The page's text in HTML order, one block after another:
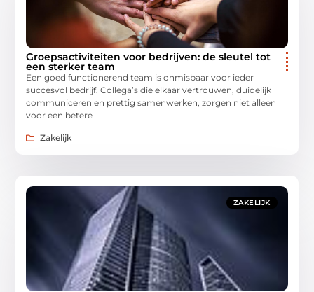
Groepsactiviteiten voor bedrijven: de sleutel tot
een sterker team
Een goed functionerend team is onmisbaar voor ieder
succesvol bedrijf. Collega’s die elkaar vertrouwen, duidelijk
communiceren en prettig samenwerken, zorgen niet alleen
voor een betere
Zakelijk
ZAKELIJK